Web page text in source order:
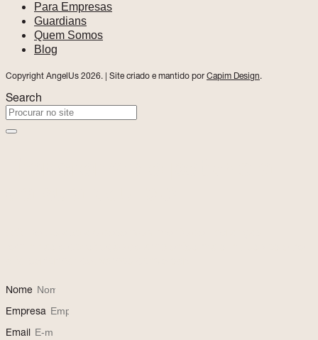
Para Empresas
Guardians
Quem Somos
Blog
Copyright AngelUs 2026. | Site criado e mantido por Capim Design.
Search
Nome
Empresa
Email